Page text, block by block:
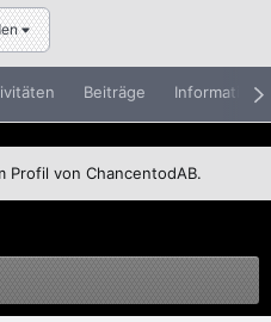
Beiträge
Profil von ChancentodAB.